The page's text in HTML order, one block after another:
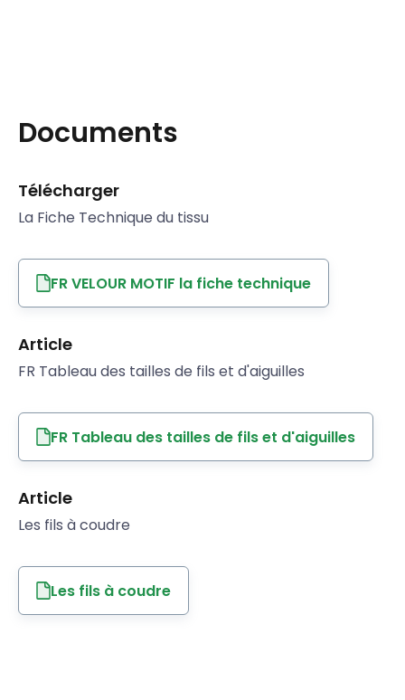
Documents
Télécharger
La Fiche Technique du tissu
FR VELOUR MOTIF la fiche technique
Article
FR Tableau des tailles de fils et d'aiguilles
FR Tableau des tailles de fils et d'aiguilles
Article
Les fils à coudre
Les fils à coudre